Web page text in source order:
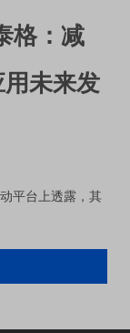
格：减
未来发
平台上透露，其